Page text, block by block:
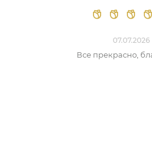
07.07.2026
Все прекрасно,